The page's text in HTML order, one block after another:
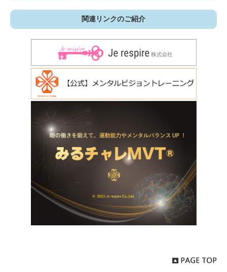
関連リンクのご紹介